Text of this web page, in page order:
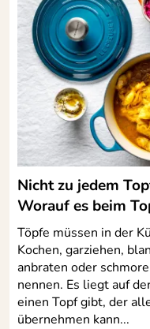
Nicht zu jedem
Worauf es beim
Töpfe müssen in der
Kochen, garziehen,
anbraten oder
nennen. Es liegt auf
einen Topf gibt, der
übernehmen kann...